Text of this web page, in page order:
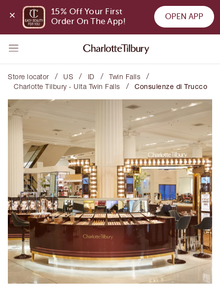
15% Off Your First
Order On The App!
OPEN APP
Store locator / US / ID / Twin Falls /
Charlotte Tilbury - Ulta Twin Falls / Consulenze di Trucco